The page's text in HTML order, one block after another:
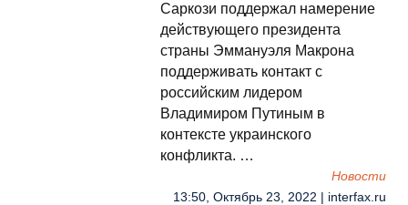
Саркози поддержал намерение
действующего президента
страны Эммануэля Макрона
поддерживать контакт с
российским лидером
Владимиром Путиным в
контексте украинского
конфликта. …
Новости
13:50, Октябрь 23, 2022 | interfax.ru